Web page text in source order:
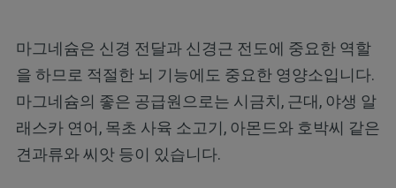
마그네슘은 신경 전달과 신경근 전도에 중요한 역할
을 하므로 적절한 뇌 기능에도 중요한 영양소입니다.
마그네슘의 좋은 공급원으로는 시금치, 근대, 야생 알
래스카 연어, 목초 사육 소고기, 아몬드와 호박씨 같은
견과류와 씨앗 등이 있습니다.